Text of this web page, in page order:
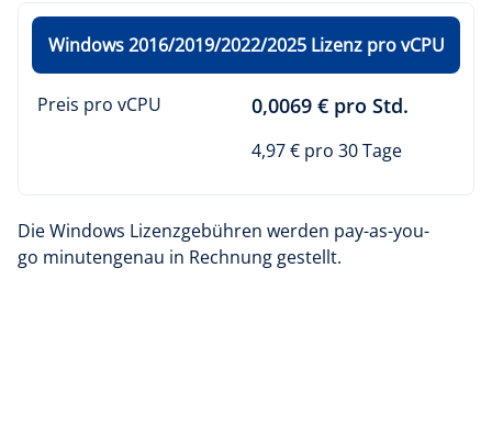
Windows 2016/2019/2022/2025 Lizenz pro vCPU
Preis pro vCPU 0,0069 € pro Std.
4,97 € pro 30 Tage
Die Windows Lizenzgebühren werden pay-as-you-
go minutengenau in Rechnung gestellt.